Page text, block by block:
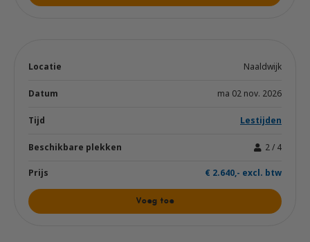
Naaldwijk
ma 02 nov. 2026
Lestijden
2 / 4
€ 2.640,- excl. btw
Voeg toe